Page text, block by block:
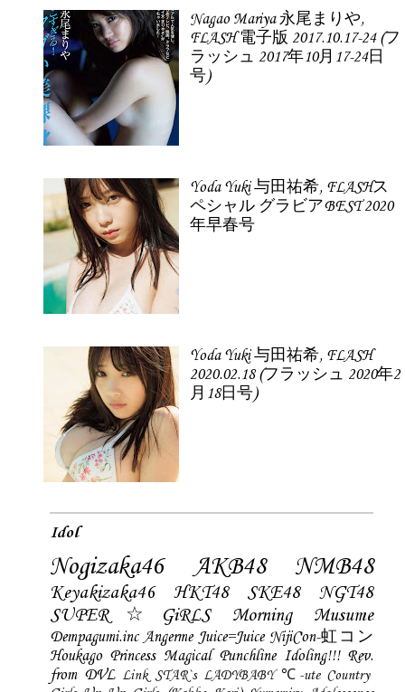
Nagao Mariya 永尾まりや,
FLASH 電子版 2017.10.17-24 (フ
ラッシュ 2017年10月17-24日
号)
Yoda Yuki 与田祐希, FLASHス
ペシャル グラビアBEST 2020
年早春号
Yoda Yuki 与田祐希, FLASH
2020.02.18 (フラッシュ 2020年2
月18日号)
Idol
Nogizaka46 AKB48 NMB48
Keyakizaka46 HKT48 SKE48
NGT48
SUPER☆GiRLS
Morning Musume
Dempagumi.inc Angerme Juice=Juice NijiCon-虹コン
Houkago Princess Magical Punchline Idoling!!! Rev.
from DVL Link STAR`s LADYBABY ℃-ute Country